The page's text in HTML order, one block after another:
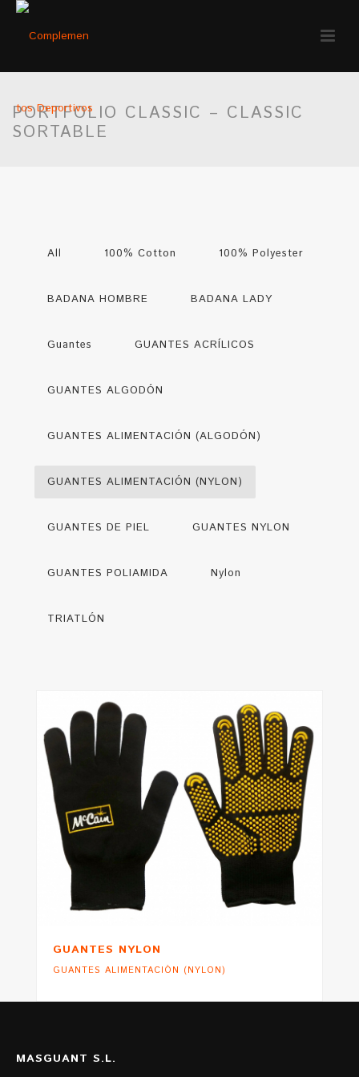
PORTFOLIO CLASSIC – CLASSIC
SORTABLE
All 100% Cotton 100% Polyester
BADANA HOMBRE BADANA LADY
Guantes GUANTES ACRÍLICOS
GUANTES ALGODÓN
GUANTES ALIMENTACIÓN (ALGODÓN)
GUANTES ALIMENTACIÓN (NYLON)
GUANTES DE PIEL GUANTES NYLON
GUANTES POLIAMIDA Nylon
TRIATLÓN
GUANTES NYLON
GUANTES ALIMENTACIÓN (NYLON)
MASGUANT S.L.